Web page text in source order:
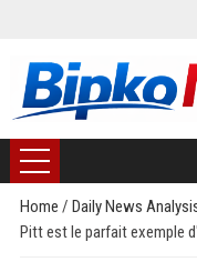
Home / Daily News
Pitt est le parfait exemple